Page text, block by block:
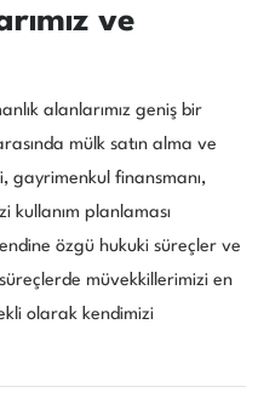
ve
alanlarımız geniş bir
mülk satın alma ve
gayrimenkul finansmanı,
kullanım planlaması
özgü hukuki süreçler ve
müvekkillerimizi en
olarak kendimizi